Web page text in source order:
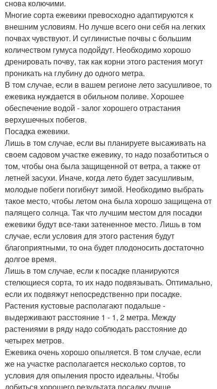
снова колючими.
Многие сорта ежевики превосходно адаптируются к
внешним условиям. Но лучше всего они себя на легких
почвах чувствуют. И суглинистые почвы с большим
количеством гумуса подойдут. Необходимо хорошо
дренировать почву, так как корни этого растения могут
проникать на глубину до одного метра.
В том случае, если в вашем регионе лето засушливое, то
ежевика нуждается в обильном поливе. Хорошее
обеспечение водой - залог хорошего отрастания
верхушечных побегов.
Посадка ежевики.
Лишь в том случае, если вы планируете высаживать на
своем садовом участке ежевику, то надо позаботиться о
том, чтобы она была защищенной от ветра, а также от
летней засухи. Иначе, когда лето будет засушливым,
молодые побеги погибнут зимой. Необходимо выбрать
такое место, чтобы летом она была хорошо защищена от
палящего солнца. Так что лучшим местом для посадки
ежевики будут все-таки затененное место. Лишь в том
случае, если условия для этого растения будут
благоприятными, то она будет плодоносить достаточно
долгое время.
Лишь в том случае, если к посадке планируются
стелющиеся сорта, то их надо подвязывать. Оптимально,
если их подвяжут непосредственно при посадке.
Растения кустовые располагают подальше -
выдерживают расстояние 1 - 1, 2 метра. Между
растениями в ряду надо соблюдать расстояние до
четырех метров.
Ежевика очень хорошо опыляется. В том случае, если
же на участке располагается несколько сортов, то
условия для опыления просто идеальны. Чтобы